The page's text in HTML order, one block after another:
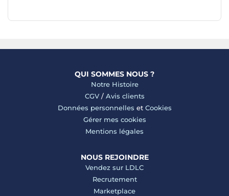
QUI SOMMES NOUS ?
Notre Histoire
CGV/ Avis clients
Données personnelles et Cookies
Gérer mes cookies
Mentions légales
NOUS REJOINDRE
Vendez sur LDLC
Recrutement
Marketplace